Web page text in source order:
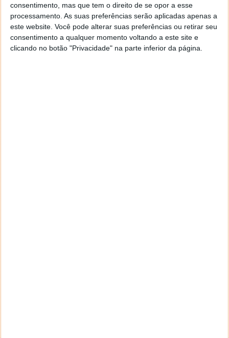
consentimento, mas que tem o direito de se opor a esse
processamento. As suas preferências serão aplicadas apenas a
este website. Você pode alterar suas preferências ou retirar seu
consentimento a qualquer momento voltando a este site e
clicando no botão "Privacidade" na parte inferior da página.
Adicionalmente, as equipas em confronto no recém-
anunciadoMLG 2013 Pro Circuit de Call of Duty:
Black Ops IIterão ao dispor uma hipótese de
entrarem no Call of Duty Championship, presented by
Xbox. No torneio MLG Winter Championship, que